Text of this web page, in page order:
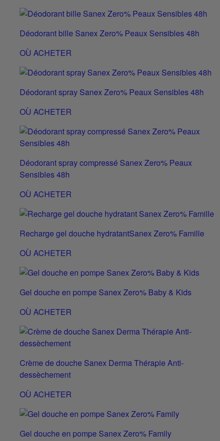
Déodorant bille Sanex Zero% Peaux Sensibles 48h
OÙ ACHETER
Déodorant spray Sanex Zero% Peaux Sensibles 48h
OÙ ACHETER
Déodorant spray compressé Sanex Zero% Peaux
Sensibles 48h
OÙ ACHETER
Recharge gel douche hydratantSanex Zero% Famille
OÙ ACHETER
Gel douche en pompe Sanex Zero% Baby & Kids
OÙ ACHETER
Crème de douche Sanex Derma Thérapie Anti-
dessèchement
OÙ ACHETER
Gel douche en pompe Sanex Zero% Family